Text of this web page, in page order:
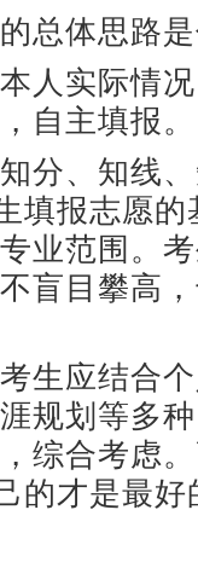
体思路是
实际情况
自主填报。
、知线、
填报志愿的
业范围。
盲目攀高
应结合个
规划等多
综合考虑
的才是最